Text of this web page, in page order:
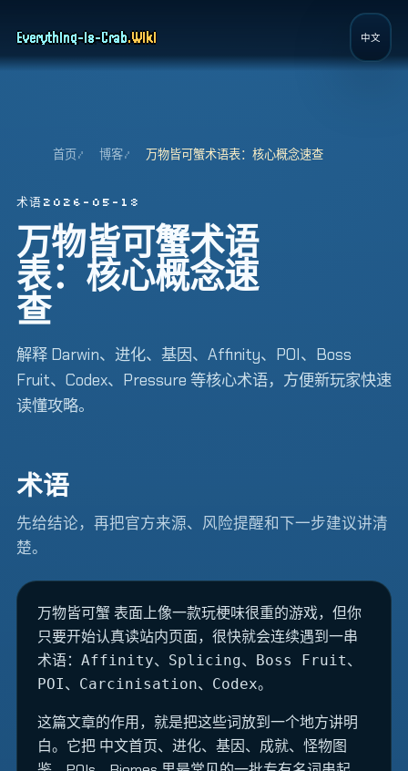
Everything-is-Crab.Wiki 中文
首页 博客 万物皆可蟹术语表：核心概念速查
术语2026-05-18
万物皆可蟹术语
表：核心概念速
查
解释 Darwin、进化、基因、Affinity、POI、Boss
Fruit、Codex、Pressure 等核心术语，方便新玩家快速
读懂攻略。
术语
先给结论，再把官方来源、风险提醒和下一步建议讲清
楚。
万物皆可蟹表面上像一款玩梗味很重的游戏，但你
只要开始认真读站内页面，很快就会连续遇到一串
术语： Affinity、 Splicing、 Boss Fruit、
POI、 Carcinisation、 Codex。
这篇文章的作用，就是把这些词放到一个地方讲明
白。它把 中文首页、 进化、 基因、 成就、 怪物图